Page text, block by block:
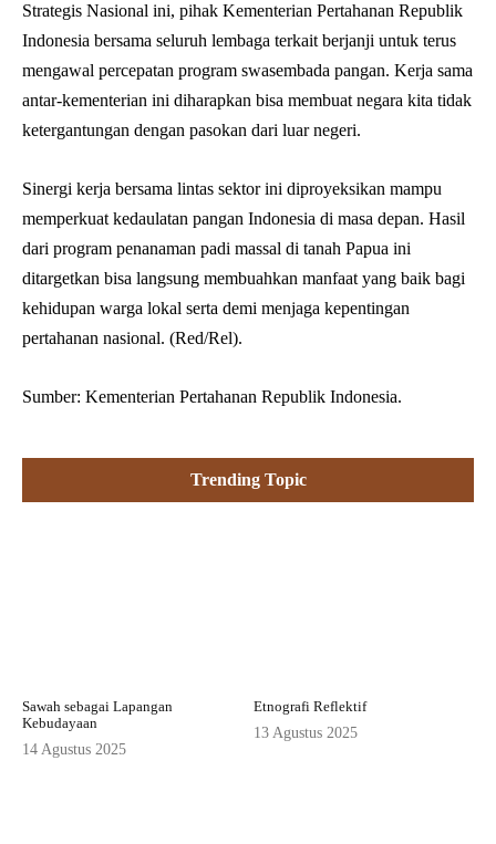
Strategis Nasional ini, pihak Kementerian Pertahanan Republik
Indonesia bersama seluruh lembaga terkait berjanji untuk terus
mengawal percepatan program swasembada pangan. Kerja sama
antar-kementerian ini diharapkan bisa membuat negara kita tidak
ketergantungan dengan pasokan dari luar negeri.
Sinergi kerja bersama lintas sektor ini diproyeksikan mampu
memperkuat kedaulatan pangan Indonesia di masa depan. Hasil
dari program penanaman padi massal di tanah Papua ini
ditargetkan bisa langsung membuahkan manfaat yang baik bagi
kehidupan warga lokal serta demi menjaga kepentingan
pertahanan nasional. (Red/Rel).
Sumber: Kementerian Pertahanan Republik Indonesia.
Trending Topic
Sawah sebagai Lapangan
Kebudayaan
14 Agustus 2025
Etnografi Reflektif
13 Agustus 2025